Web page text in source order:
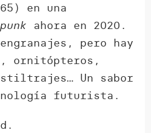
en una
ahora en 2020.
pero hay
ornitópteros,
Un sabor
futurista.